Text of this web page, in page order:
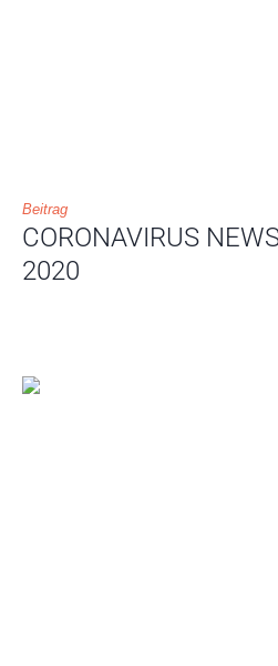
Beitrag
CORONAVIRUS
2020